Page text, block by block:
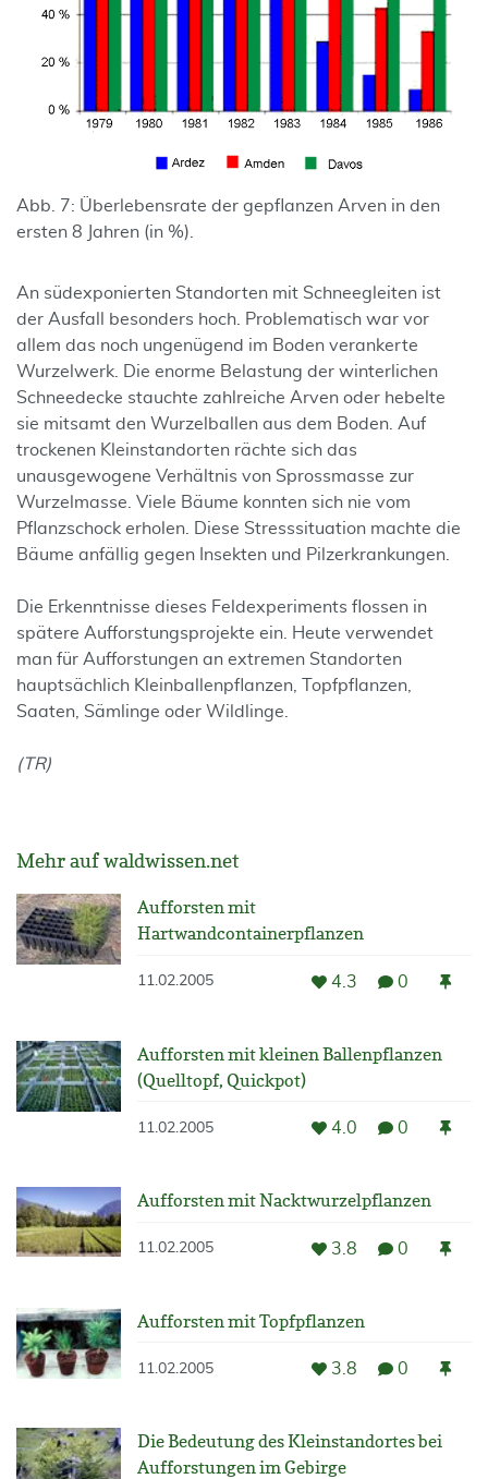
Abb. 7: Überlebensrate der gepflanzen Arven in den
ersten 8 Jahren (in %).
An südexponierten Standorten mit Schneegleiten ist
der Ausfall besonders hoch. Problematisch war vor
allem das noch ungenügend im Boden verankerte
Wurzelwerk. Die enorme Belastung der winterlichen
Schneedecke stauchte zahlreiche Arven oder hebelte
sie mitsamt den Wurzelballen aus dem Boden. Auf
trockenen Kleinstandorten rächte sich das
unausgewogene Verhältnis von Sprossmasse zur
Wurzelmasse. Viele Bäume konnten sich nie vom
Pflanzschock erholen. Diese Stresssituation machte die
Bäume anfällig gegen Insekten und Pilzerkrankungen.
Die Erkenntnisse dieses Feldexperiments flossen in
spätere Aufforstungsprojekte ein. Heute verwendet
man für Aufforstungen an extremen Standorten
hauptsächlich Kleinballenpflanzen, Topfpflanzen,
Saaten, Sämlinge oder Wildlinge.
(TR)
Mehr auf waldwissen.net
Aufforsten mit
Hartwandcontainerpflanzen
11.02.2005 4.3 0
Aufforsten mit kleinen Ballenpflanzen
(Quelltopf, Quickpot)
11.02.2005 4.0 0
Aufforsten mit Nacktwurzelpflanzen
11.02.2005 3.8 0
Aufforsten mit Topfpflanzen
11.02.2005 3.8 0
Die Bedeutung des Kleinstandortes bei
Aufforstungen im Gebirge